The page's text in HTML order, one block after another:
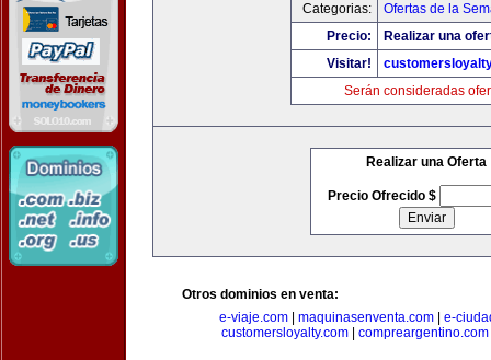
Categorias:
Ofertas de la
Precio:
Realizar una
Visitar!
Serán consideradas
Realizar una Oferta
Precio Ofrecido $
Otros dominios en venta:
e-viaje.com| maquinasenventa.com| e-
customersloyalty.com| compreargentino.com